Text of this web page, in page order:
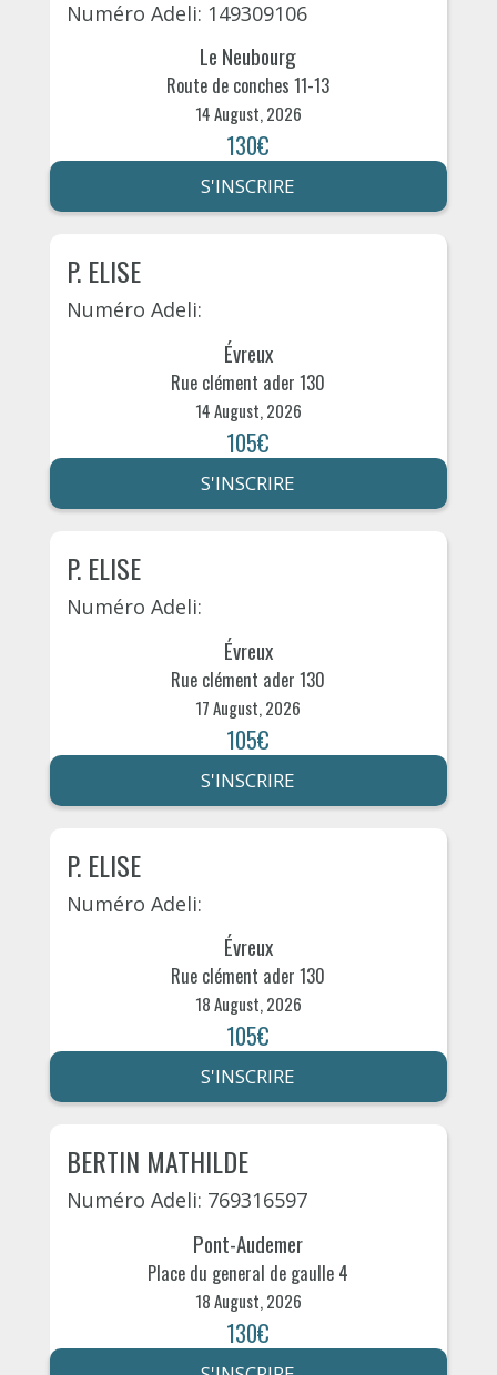
Numéro Adeli: 149309106
Le Neubourg
Route de conches 11-13
14 August, 2026
130€
S'INSCRIRE
P. ELISE
Numéro Adeli:
Évreux
Rue clément ader 130
14 August, 2026
105€
S'INSCRIRE
P. ELISE
Numéro Adeli:
Évreux
Rue clément ader 130
17 August, 2026
105€
S'INSCRIRE
P. ELISE
Numéro Adeli:
Évreux
Rue clément ader 130
18 August, 2026
105€
S'INSCRIRE
BERTIN MATHILDE
Numéro Adeli: 769316597
Pont-Audemer
Place du general de gaulle 4
18 August, 2026
130€